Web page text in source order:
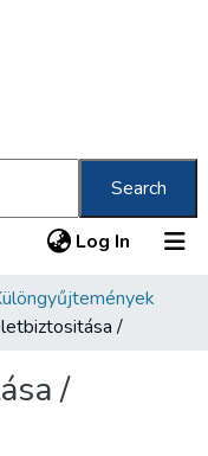
Search
Log In (current)
/
/